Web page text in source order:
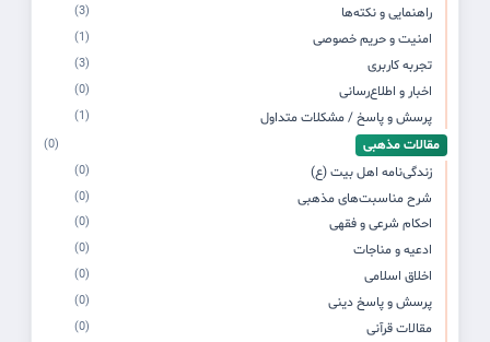
راهنمایی و نکته‌ها (3)
امنیت و حریم خصوصی (1)
تجربه کاربری (3)
اخبار و اطلاع‌رسانی (0)
پرسش و پاسخ / مشکلات متداول (1)
مقالات مذهبی (0)
زندگی‌نامه اهل بیت (ع) (0)
شرح مناسبت‌های مذهبی (0)
احکام شرعی و فقهی (0)
ادعیه و مناجات (0)
اخلاق اسلامی (0)
پرسش و پاسخ دینی (0)
مقالات قرآنی (0)